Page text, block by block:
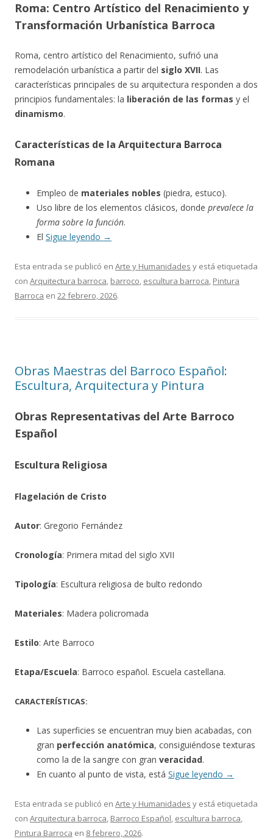
Roma: Centro Artístico del Renacimiento y
Transformación Urbanística Barroca
Roma, centro artístico del Renacimiento, sufrió una
remodelación urbanística a partir del siglo XVII. Las
características principales de su arquitectura responden a dos
principios fundamentales: la liberación de las formas y el
dinamismo.
Características de la Arquitectura Barroca
Romana
Empleo de materiales nobles (piedra, estuco).
Uso libre de los elementos clásicos, donde prevalece la
forma sobre la función.
El Sigue leyendo →
Esta entrada se publicó en Arte y Humanidades y está etiquetada
con Arquitectura barroca, barroco, escultura barroca, Pintura
Barroca en 22 febrero, 2026.
Obras Maestras del Barroco Español:
Escultura, Arquitectura y Pintura
Obras Representativas del Arte Barroco
Español
Escultura Religiosa
Flagelación de Cristo
Autor: Gregorio Fernández
Cronología: Primera mitad del siglo XVII
Tipología: Escultura religiosa de bulto redondo
Materiales: Madera policromada
Estilo: Arte Barroco
Etapa/Escuela: Barroco español. Escuela castellana.
CARACTERÍSTICAS:
Las superficies se encuentran muy bien acabadas, con
gran perfección anatómica, consiguiéndose texturas
como la de la sangre con gran veracidad.
En cuanto al punto de vista, está Sigue leyendo →
Esta entrada se publicó en Arte y Humanidades y está etiquetada
con Arquitectura barroca, Barroco Español, escultura barroca,
Pintura Barroca en 8 febrero, 2026.